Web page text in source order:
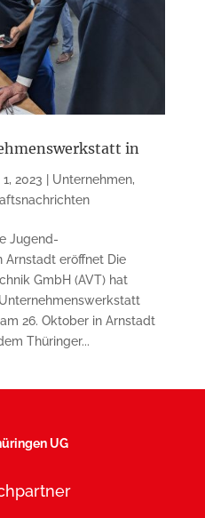
in
1, 2023 Unternehmen,
Jugend-
Arnstadt eröffnet Die
GmbH (AVT) hat
26. Oktober in Arnstadt
Thüringer...
UG